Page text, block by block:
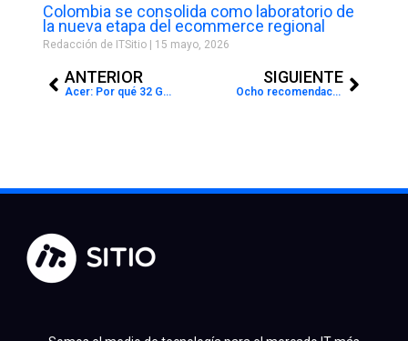
Colombia se consolida como laboratorio de
la nueva etapa del ecommerce regional
Redacción de ITSitio 15 mayo, 2026
ANTERIOR
Acer: Por qué 32 GB de RAM debería ser el nuevo estándar para PC para juegos
SIGUIENTE
Ocho recomendaciones clave para proteger las cargas de trabajo de IA en la nube